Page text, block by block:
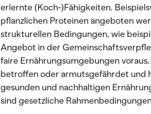
erlernte (Koch-)Fähigkeiten.
pflanzlichen Proteinen angeboten
strukturellen Bedingungen, wie
Angebot in der
faire Ernährungsumgebungen
betroffen oder armutsgefährdet und
gesunden und nachhaltigen
sind gesetzliche